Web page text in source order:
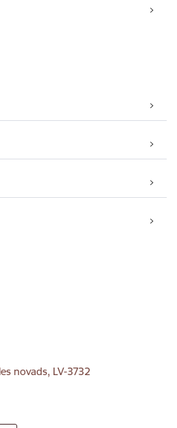
novads, LV-3732